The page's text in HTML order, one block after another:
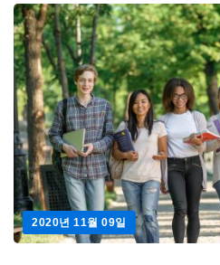
2020년 11월 09일